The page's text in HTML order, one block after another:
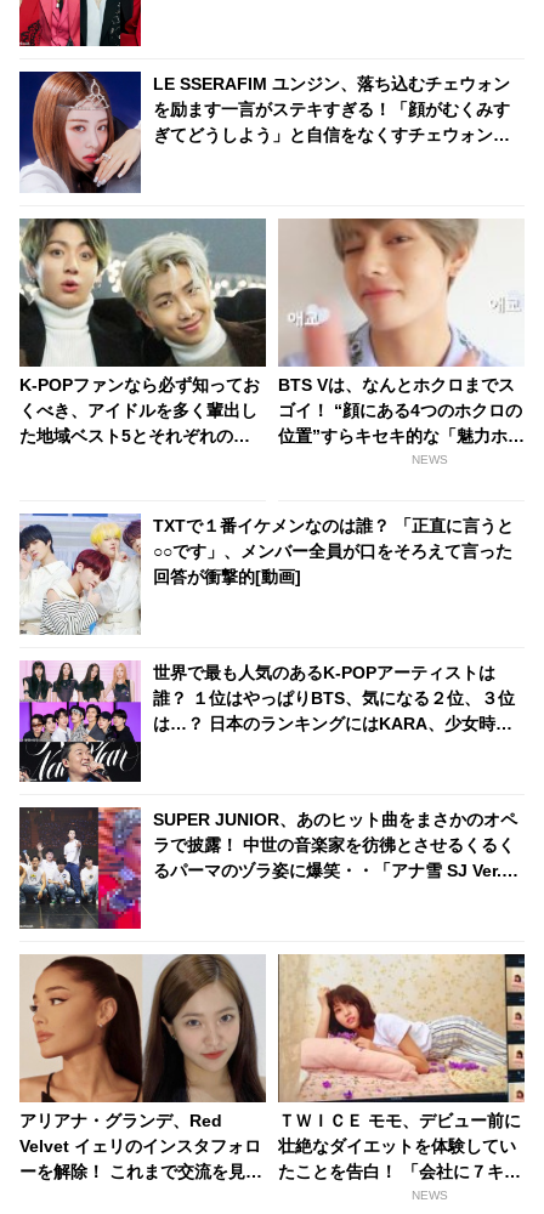
LE SSERAFIM ユンジン、落ち込むチェウォン
を励ます一言がステキすぎる！「顔がむくみす
ぎてどうしよう」と自信をなくすチェウォンに
K-POPファンなら必ず知ってお
くべき、アイドルを多く輩出し
た地域ベスト5とそれぞれの特
BTS Vは、なんとホクロまでス
ゴイ！ “顔にある4つのホクロの
位置”すらキセキ的な「魅力ホク
NEWS
TXTで１番イケメンなのは誰？ 「正直に言うと
○○です」、メンバー全員が口をそろえて言った
回答が衝撃的[動画]
世界で最も人気のあるK-POPアーティストは
誰？ １位はやっぱりBTS、気になる２位、３位
は…？ 日本のランキングにはKARA、少女時代
SUPER JUNIOR、あのヒット曲をまさかのオペ
ラで披露！ 中世の音楽家を彷彿とさせるくるく
るパーマのヅラ姿に爆笑・・「アナ雪 SJ Ver.」
アリアナ・グランデ、Red
Velvet イェリのインスタフォロ
ーを解除！ これまで交流を見せ
ＴＷＩＣＥ モモ、デビュー前に
壮絶なダイエットを体験してい
たことを告白！ 「会社に７キロ
やせろって言われて・・」
NEWS